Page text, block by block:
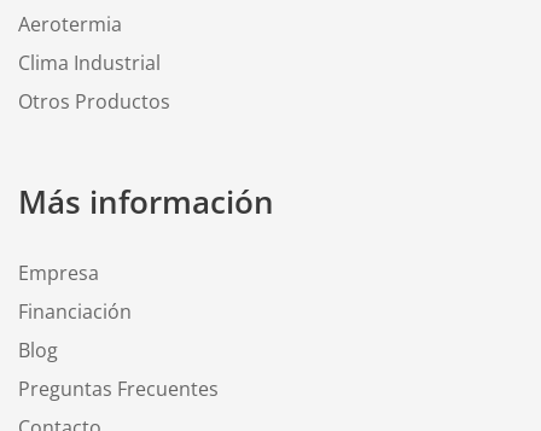
Aerotermia
Clima Industrial
Otros Productos
Más información
Empresa
Financiación
Blog
Preguntas Frecuentes